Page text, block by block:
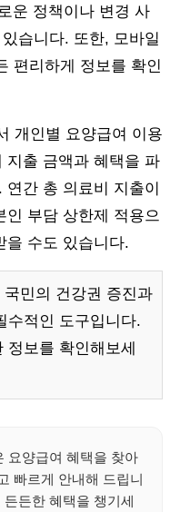
운 정책이나 변경 사
습니다. 또한, 모바일
편리하게 정보를 확인
개인별 요양급여 이용
지출 금액과 혜택을 파
간 총 의료비 지출이
인 부담 상한제 적용으
을 수도 있습니다.
민의 건강권 증진과
수적인 도구입니다.
보를 확인해보세
요양급여 혜택을 찾아
빠르게 안내해 드립니
든한 혜택을 챙기세